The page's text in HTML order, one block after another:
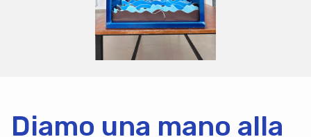
Diamo una mano alla